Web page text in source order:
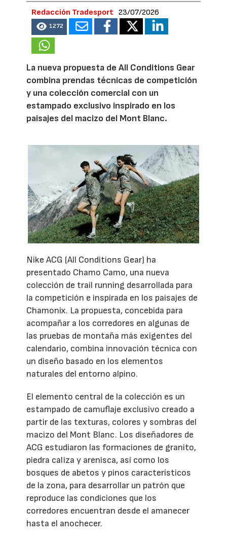
Redacción Tradesport 23/07/2026
1272
La nueva propuesta de All Conditions Gear
combina prendas técnicas de competición
y una colección comercial con un
estampado exclusivo inspirado en los
paisajes del macizo del Mont Blanc.
Nike ACG (All Conditions Gear) ha
presentado Chamo Camo, una nueva
colección de trail running desarrollada para
la competición e inspirada en los paisajes de
Chamonix. La propuesta, concebida para
acompañar a los corredores en algunas de
las pruebas de montaña más exigentes del
calendario, combina innovación técnica con
un diseño basado en los elementos
naturales del entorno alpino.
El elemento central de la colección es un
estampado de camuflaje exclusivo creado a
partir de las texturas, colores y sombras del
macizo del Mont Blanc. Los diseñadores de
ACG estudiaron las formaciones de granito,
piedra caliza y arenisca, así como los
bosques de abetos y pinos característicos
de la zona, para desarrollar un patrón que
reproduce las condiciones que los
corredores encuentran desde el amanecer
hasta el anochecer.